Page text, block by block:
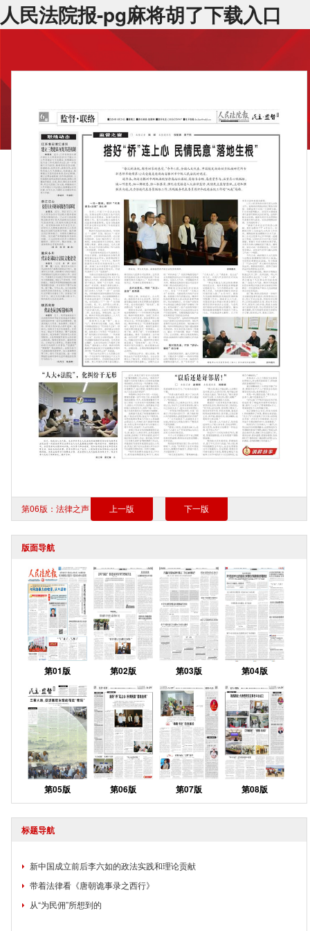
人民法院报-pg麻将胡了下载入口
第06版：法律之声 上一版 下一版
版面导航
第01版 第02版 第03版 第04版
第05版 第06版 第07版 第08版
标题导航
新中国成立前后李六如的政法实践和理论贡献
带着法律看《唐朝诡事录之西行》
从“为民佣”所想到的